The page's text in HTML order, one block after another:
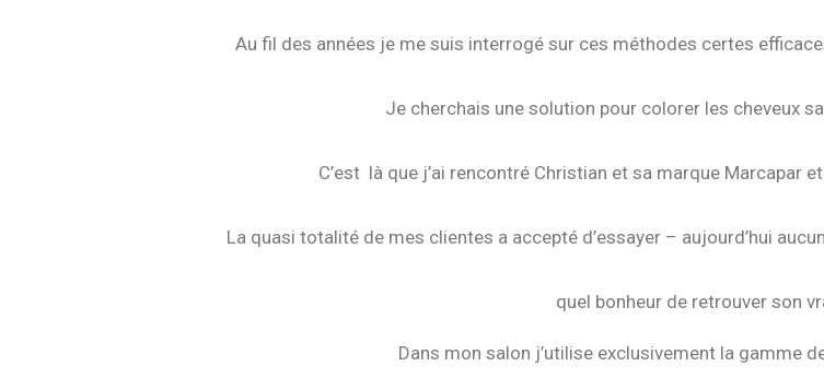
Au fil des années je me suis interrogé sur ces méthodes certes
Je cherchais une solution pour colorer les cheveux
C’est là que j’ai rencontré Christian et sa marque Marcapar
La quasi totalité de mes clientes a accepté d’essayer – aujourd’hui
quel bonheur de retrouver son
Dans mon salon j’utilise exclusivement la gamme